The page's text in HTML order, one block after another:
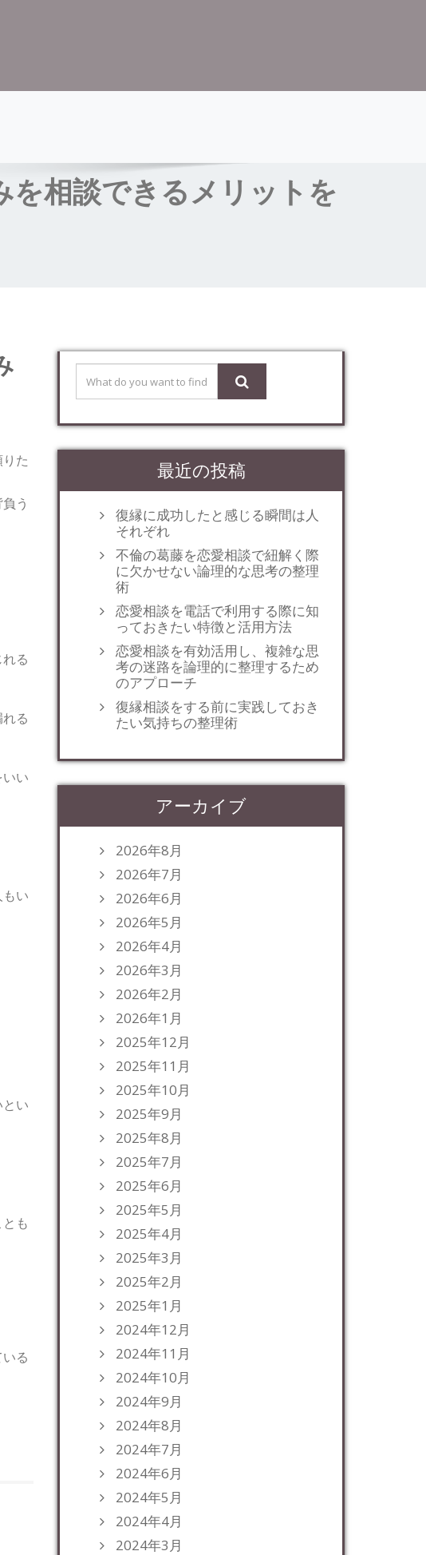
を相談できるメリットを
た
う
る
る
い
い
い
も
る
最近の投稿
復縁に成功したと感じる瞬間は人
それぞれ
不倫の葛藤を恋愛相談で紐解く際
に欠かせない論理的な思考の整理
術
恋愛相談を電話で利用する際に知
っておきたい特徴と活用方法
恋愛相談を有効活用し、複雑な思
考の迷路を論理的に整理するため
のアプローチ
復縁相談をする前に実践しておき
たい気持ちの整理術
アーカイブ
2026年8月
2026年7月
2026年6月
2026年5月
2026年4月
2026年3月
2026年2月
2026年1月
2025年12月
2025年11月
2025年10月
2025年9月
2025年8月
2025年7月
2025年6月
2025年5月
2025年4月
2025年3月
2025年2月
2025年1月
2024年12月
2024年11月
2024年10月
2024年9月
2024年8月
2024年7月
2024年6月
2024年5月
2024年4月
2024年3月